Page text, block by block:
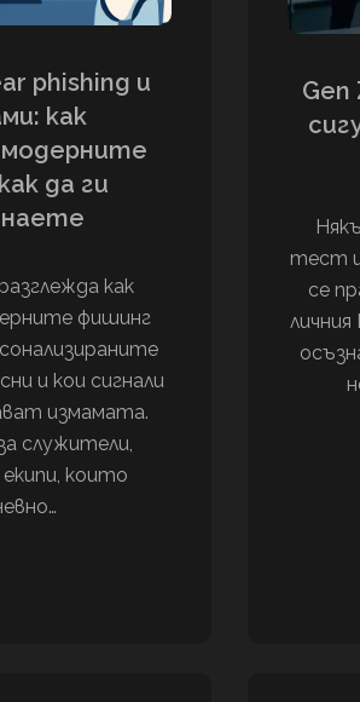
phishing и
как
да ги
как
фишинг
и кои сигнали
измамата.
служители,
които
Gen
тест
се